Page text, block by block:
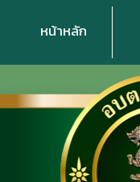
หน้าหลัก